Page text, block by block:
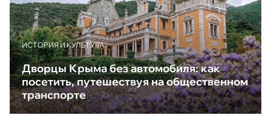
ИСТОРИЯ И КУЛЬТУРА
Дворцы Крыма без автомобиля: как
посетить, путешествуя на общественном
транспорте